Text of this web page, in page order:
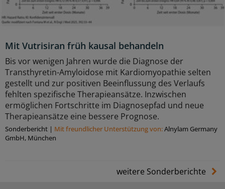
Mit Vutrisiran früh kausal behandeln
Bis vor wenigen Jahren wurde die Diagnose der
Transthyretin-Amyloidose mit Kardiomyopathie selten
gestellt und zur positiven Beeinflussung des Verlaufs
fehlten spezifische Therapieansätze. Inzwischen
ermöglichen Fortschritte im Diagnosepfad und neue
Therapieansätze eine bessere Prognose.
Sonderbericht | Mit freundlicher Unterstützung von:Alnylam Germany
GmbH, München
weitere Sonderberichte